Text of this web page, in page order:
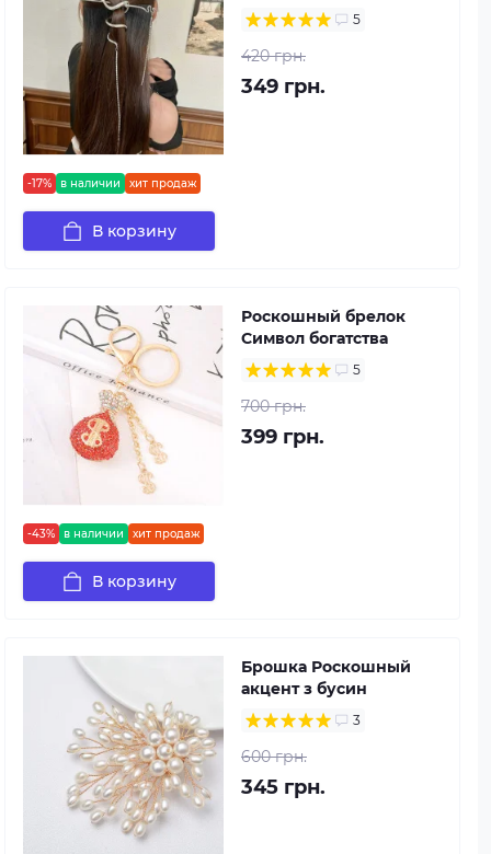
-17% в наличии хит продаж
5
420 грн.
349 грн.
В корзину
-43% в наличии хит продаж
Роскошный брелок
Символ богатства
5
700 грн.
399 грн.
В корзину
Брошка Роскошный
акцент з бусин
3
600 грн.
345 грн.